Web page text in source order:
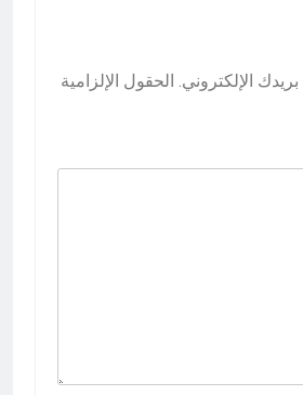
الإلكتروني. الحقول الإلزامية